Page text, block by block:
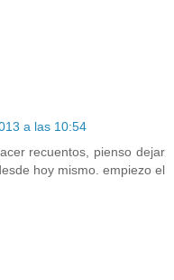
a las 10:54
recuentos, pienso dejar
hoy mismo. empiezo el